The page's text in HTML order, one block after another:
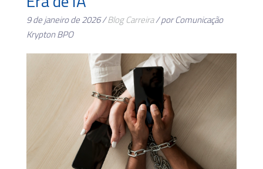
9 de janeiro de 2026 /Blog Carreira/ por Comunicação
Krypton BPO